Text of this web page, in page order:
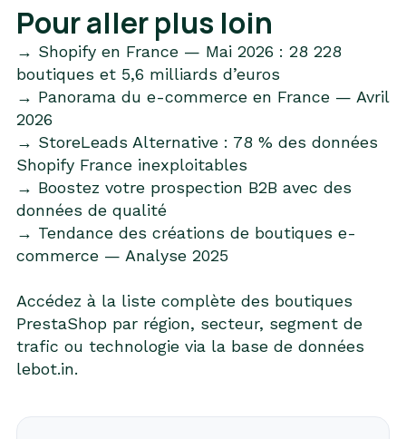
Pour aller plus loin
→ Shopify en France — Mai 2026 : 28 228
boutiques et 5,6 milliards d’euros
→ Panorama du e-commerce en France — Avril
2026
→ StoreLeads Alternative : 78 % des données
Shopify France inexploitables
→ Boostez votre prospection B2B avec des
données de qualité
→ Tendance des créations de boutiques e-
commerce — Analyse 2025
Accédez à la liste complète des boutiques
PrestaShop par région, secteur, segment de
trafic ou technologie via la base de données
lebot.in.